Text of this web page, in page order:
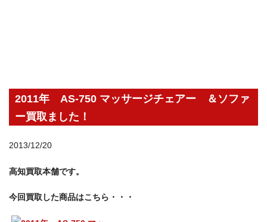
2011年 AS-750 マッサージチェアー ＆ソファ
ー買取ました！
2013/12/20
高知買取本舗です。
今回買取した商品はこちら・・・